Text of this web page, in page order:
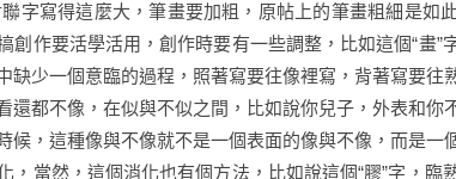
寫得這麼大，筆畫要加粗，原帖上的筆畫粗細是如
作要活學活用，創作時要有一些調整，比如這個“畫”
少一個意臨的過程，照著寫要往像裡寫，背著寫要往
都不像，在似與不似之間，比如說你兒子，外表和你
，這種像與不像就不是一個表面的像與不像，而是一
當然，這個消化也有個方法，比如說這個“膠”字，臨